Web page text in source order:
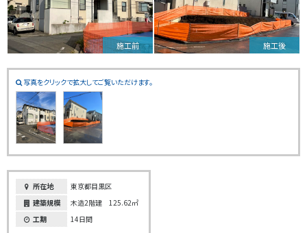
施工前 施工後
写真をクリックで拡大してご覧いただけます。
所在地
東京都目黒区
建築規模
木造2階建 125.62㎡
工期
14日間